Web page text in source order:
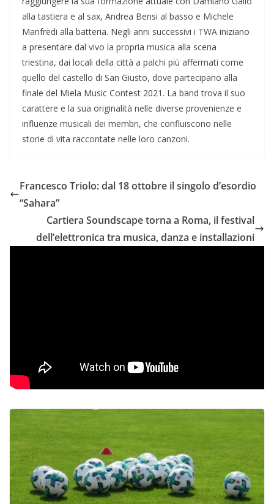
alla tastiera e al sax, Andrea Bensi al basso e Michele
Manfredi alla batteria. Negli anni successivi i TWA iniziano
a presentare dal vivo la propria musica alla scena
triestina, dai locali della città a palchi più affermati come
quello del castello di San Giusto, dove partecipano alla
finale del Miela Music Contest 2021. La band trova il suo
carattere e la sua originalità nelle diverse provenienze e
influenze musicali dei membri, che confluiscono nelle
storie di vita raccontate nelle loro canzoni.
Francesco Triolo: dal 18 ottobre il singolo d’esordio
“Sahara”
Cartiera Soundscape torna a Roma, il festival
dell’elettronica tra musica, danza e installazioni